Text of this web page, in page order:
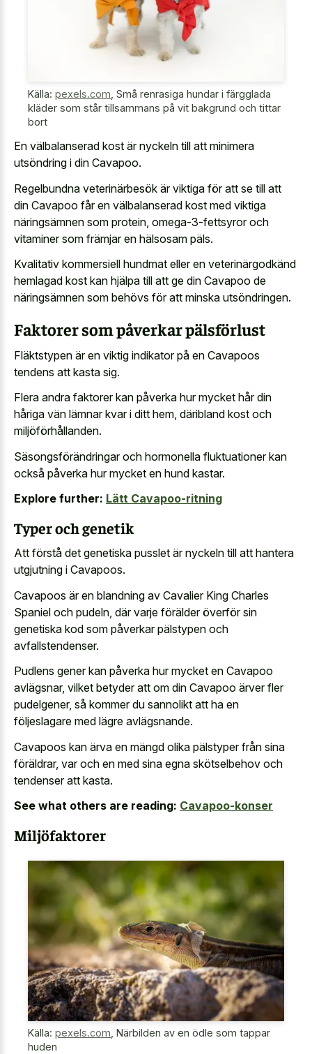
Källa: pexels.com Små renrasiga hundar i färgglada
kläder som står tillsammans på vit bakgrund och tittar
bort
En välbalanserad kost är nyckeln till att minimera
utsöndring i din Cavapoo.
Regelbundna veterinärbesök är viktiga för att se till att
din Cavapoo får en välbalanserad kost med viktiga
näringsämnen som protein, omega-3-fettsyror och
vitaminer som främjar en hälsosam päls.
Kvalitativ kommersiell hundmat eller en veterinärgodkänd
hemlagad kost kan hjälpa till att ge din Cavapoo de
näringsämnen som behövs för att minska utsöndringen.
Faktorer som påverkar pälsförlust
Fläktstypen är en viktig indikator på en Cavapoos
tendens att kasta sig.
Flera andra faktorer kan påverka hur mycket hår din
håriga vän lämnar kvar i ditt hem, däribland kost och
miljöförhållanden.
Säsongsförändringar och hormonella fluktuationer kan
också påverka hur mycket en hund kastar.
Explore further: Lätt Cavapoo-ritning
Typer och genetik
Att förstå det genetiska pusslet är nyckeln till att hantera
utgjutning i Cavapoos.
Cavapoos är en blandning av Cavalier King Charles
Spaniel och pudeln, där varje förälder överför sin
genetiska kod som påverkar pälstypen och
avfallstendenser.
Pudlens gener kan påverka hur mycket en Cavapoo
avlägsnar, vilket betyder att om din Cavapoo ärver fler
pudelgener, så kommer du sannolikt att ha en
följeslagare med lägre avlägsnande.
Cavapoos kan ärva en mängd olika pälstyper från sina
föräldrar, var och en med sina egna skötselbehov och
tendenser att kasta.
See what others are reading: Cavapoo-konser
Miljöfaktorer
Källa: pexels.com, Närbilden av en ödle som tappar
huden